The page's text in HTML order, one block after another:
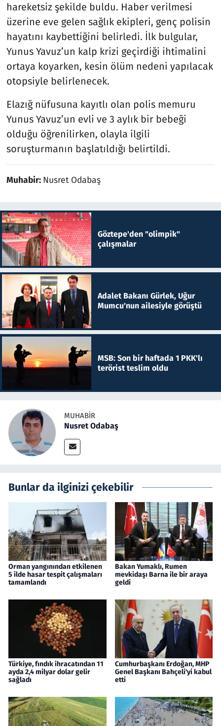
hareketsiz şekilde buldu. Haber verilmesi
üzerine eve gelen sağlık ekipleri, genç polisin
hayatını kaybettiğini belirledi. İlk bulgular,
Yunus Yavuz’un kalp krizi geçirdiği ihtimalini
ortaya koyarken, kesin ölüm nedeni yapılacak
otopsiyle belirlenecek.
Elazığ nüfusuna kayıtlı olan polis memuru
Yunus Yavuz’un evli ve 3 aylık bir bebeği
olduğu öğrenilirken, olayla ilgili
soruşturmanın başlatıldığı belirtildi.
Muhabir: Nusret Odabaş
Göztepe'den "olimpik"
çalışmalar
Adalet Bakanı Gürlek, Uğur
Mumcu'nun ailesiyle görüştü
MSB: Son bir haftada 1 PKK'lı
terörist teslim oldu
MUHABIR
Nusret Odabaş
Bunlar da ilginizi çekebilir
Orman yangınından etkilenen
5 ilde hasar tespit çalışmaları
tamamlandı
Bakan Yumaklı, Rumen
mevkidaşı Barna ile bir araya
geldi
Türkiye, fındık ihracatından 11
ayda 2,4 milyar dolar gelir
sağladı
Cumhurbaşkanı Erdoğan, MHP
Genel Başkanı Bahçeli'yi kabul
etti
Teknoloji ve Bilim
Televizyon